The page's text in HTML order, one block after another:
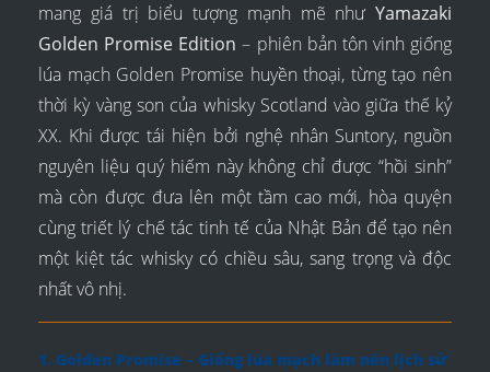
mang giá trị biểu tượng mạnh mẽ như Yamazaki
Golden Promise Edition – phiên bản tôn vinh giống
lúa mạch Golden Promise huyền thoại, từng tạo nên
thời kỳ vàng son của whisky Scotland vào giữa thế kỷ
XX. Khi được tái hiện bởi nghệ nhân Suntory, nguồn
nguyên liệu quý hiếm này không chỉ được “hồi sinh”
mà còn được đưa lên một tầm cao mới, hòa quyện
cùng triết lý chế tác tinh tế của Nhật Bản để tạo nên
một kiệt tác whisky có chiều sâu, sang trọng và độc
nhất vô nhị.
1. Golden Promise – Giống lúa mạch làm nên lịch sử